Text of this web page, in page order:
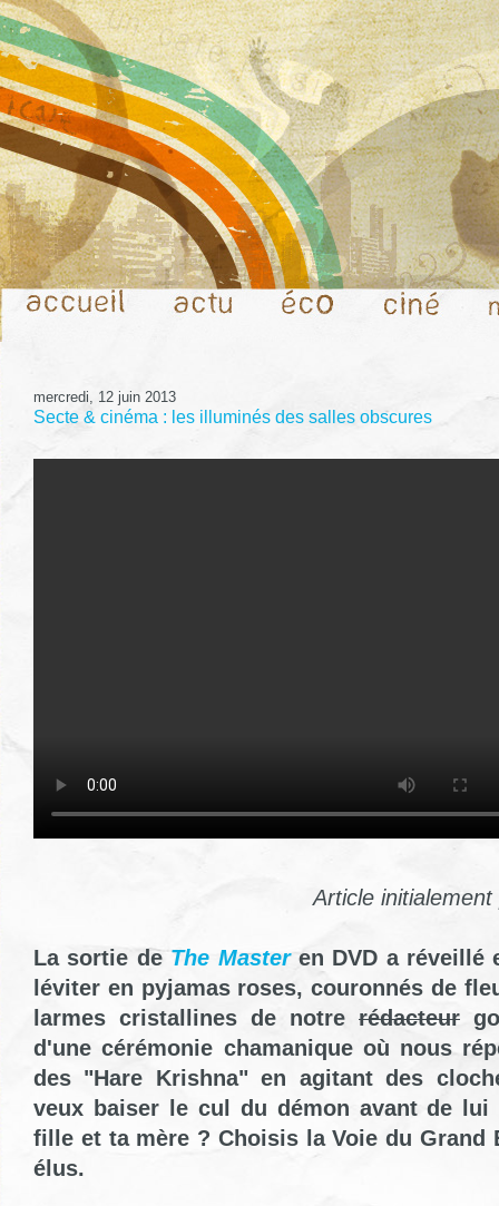
mercredi, 12 juin 2013
Secte & cinéma : les illuminés des salles obscures
Article
La sortie deThe Masteren DVD a réveillé
léviter en pyjamas roses, couronnés de
larmes cristallines de notre rédacteur
d'une cérémonie chamanique où nous
des "Hare Krishna" en agitant des
veux baiser le cul du démon avant de
fille et ta mère ? Choisis la Voie du Grand
élus.